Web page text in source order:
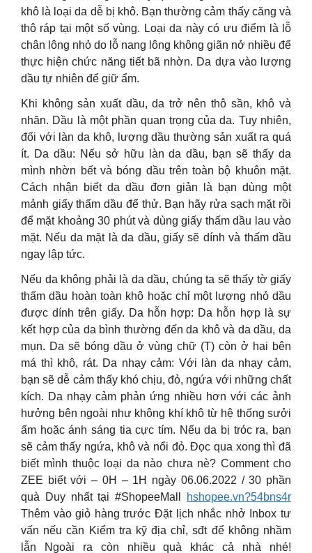
khô là loại da dễ bị khô. Bạn thường cảm thấy căng và
thô ráp tại một số vùng. Loại da này có ưu điểm là lỗ
chân lông nhỏ do lỗ nang lông không giãn nở nhiều để
thực hiện chức năng tiết bã nhờn. Da dựa vào lượng
dầu tự nhiên để giữ ẩm.
Khi không sản xuất dầu, da trở nên thô sần, khô và
nhăn. Dầu là một phần quan trọng của da. Tuy nhiên,
đối với làn da khô, lượng dầu thường sản xuất ra quá
ít. Da dầu: Nếu sở hữu làn da dầu, bạn sẽ thấy da
mình nhờn bết và bóng dầu trên toàn bộ khuôn mặt.
Cách nhận biết da dầu đơn giản là bạn dùng một
mảnh giấy thấm dầu để thử. Bạn hãy rửa sạch mặt rồi
để mặt khoảng 30 phút và dùng giấy thấm dầu lau vào
mặt. Nếu da mặt là da dầu, giấy sẽ dính và thấm dầu
ngay lập tức.
Nếu da không phải là da dầu, chúng ta sẽ thấy tờ giấy
thấm dầu hoàn toàn khô hoặc chỉ một lượng nhỏ dầu
được dính trên giấy. Da hỗn hợp: Da hỗn hợp là sự
kết hợp của da bình thường đến da khô và da dầu, da
mụn. Da sẽ bóng dầu ở vùng chữ (T) còn ở hai bên
má thì khô, rát. Da nhạy cảm: Với làn da nhạy cảm,
bạn sẽ dễ cảm thấy khó chịu, đỏ, ngứa với những chất
kích. Da nhạy cảm phản ứng nhiều hơn với các ảnh
hưởng bên ngoài như không khí khô từ hệ thống sưởi
ấm hoặc ánh sáng tia cực tím. Nếu da bị tróc ra, bạn
sẽ cảm thấy ngứa, khô và nổi đỏ. Đọc qua xong thì đã
biết mình thuộc loại da nào chưa nè? Comment cho
ZEE biết với – 0H – 1H ngày 06.06.2022 / 30 phần
quà Duy nhất tại #ShopeeMall
hshopee.vn?54bns4r
Thêm vào giỏ hàng trước Đặt lịch nhắc nhở Inbox tư
vấn nếu cần Kiểm tra kỹ địa chỉ, sđt để không nhầm
lẫn Ngoài ra còn nhiều quà khác cả nhà nhé!